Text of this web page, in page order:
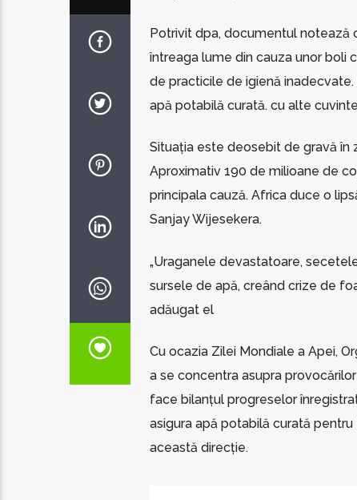
Potrivit dpa, documentul notează
întreaga lume din cauza unor boli
de practicile de igienă
apă potabilă curată. cu alte
Situația este deosebit de gravă în
Aproximativ 190 de milioane de
principala cauză. Africa duce o
Sanjay Wijesekera.
„Uraganele devastatoare,
sursele de apă, creând crize de
adăugat el
Cu ocazia Zilei Mondiale a Apei,
a se concentra asupra
face bilanțul progreselor
asigura apă potabilă curată
această direcție.